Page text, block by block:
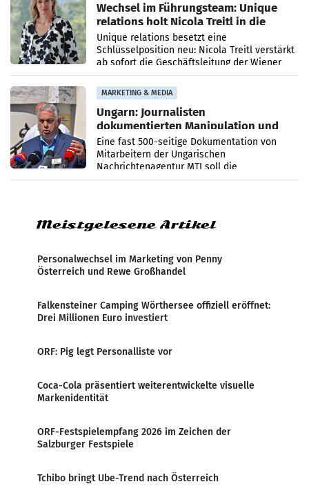
Wechsel im Führungsteam: Unique
relations holt Nicola Treitl in die
Geschäftsleitung
Unique relations besetzt eine
Schlüsselposition neu: Nicola Treitl verstärkt
ab sofort die Geschäftsleitung der Wiener
PR-Agentur an der Seite von Josef Kalina und
Anna Kalina-Mahr.
MARKETING & MEDIA
Ungarn: Journalisten
dokumentierten Manipulation und
Zensur
Eine fast 500-seitige Dokumentation von
Mitarbeitern der Ungarischen
Nachrichtenagentur MTI soll die
systematische Nachrichten-Manipulation und
Meistgelesene Artikel
Personalwechsel im Marketing von Penny
Österreich und Rewe Großhandel
Falkensteiner Camping Wörthersee offiziell eröffnet:
Drei Millionen Euro investiert
ORF: Pig legt Personalliste vor
Coca-Cola präsentiert weiterentwickelte visuelle
Markenidentität
ORF-Festspielempfang 2026 im Zeichen der
Salzburger Festspiele
Tchibo bringt Ube-Trend nach Österreich